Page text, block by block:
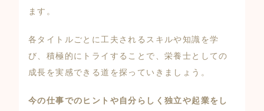
ます。
各タイトルごとに工夫されるスキルや知識を学
び、積極的にトライすることで、栄養士としての
成長を実感できる道を探っていきましょう。
今の仕事でのヒントや自分らしく独立や起業をし